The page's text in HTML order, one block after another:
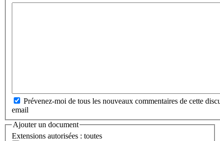
Prévenez-moi de tous les nouveaux commentaires de cette
email
Ajouter un document
Extensions autorisées : toutes